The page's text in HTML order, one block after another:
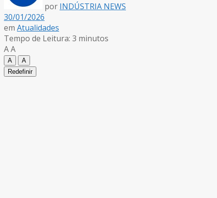
por INDÚSTRIA NEWS
30/01/2026
em Atualidades
Tempo de Leitura: 3 minutos
AA
A
A
Redefinir